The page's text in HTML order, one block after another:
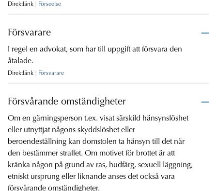
Direktlänk
Förseelse
Försvarare
I regel en advokat, som har till uppgift att försvara den
åtalade.
Direktlänk Försvarare
Försvårande omständigheter
Om en gärningsperson t.ex. visat särskild hänsynslöshet
eller utnyttjat någons skyddslöshet eller
beroendeställning kan domstolen ta hänsyn till det när
den bestämmer straffet. Om motivet för brottet är att
kränka någon på grund av ras, hudfärg, sexuell läggning,
etniskt ursprung eller liknande anses det också vara
försvårande omständigheter.